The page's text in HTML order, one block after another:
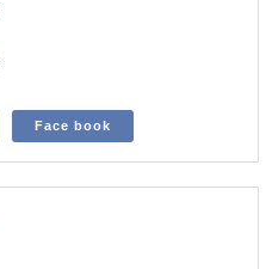
Face book